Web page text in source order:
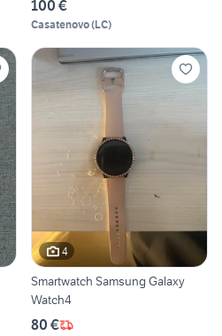
100 €
Casatenovo(LC)
4
Smartwatch Samsung Galaxy
Watch4
80 €